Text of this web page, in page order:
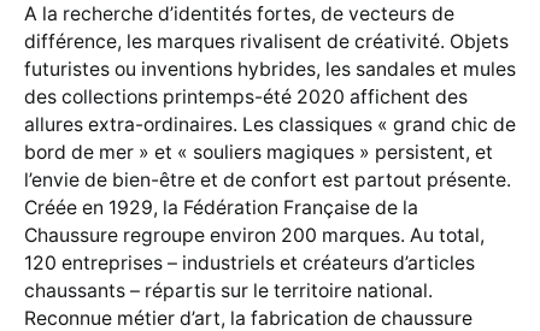
A la recherche d’identités fortes, de vecteurs de
différence, les marques rivalisent de créativité. Objets
futuristes ou inventions hybrides, les sandales et mules
des collections printemps-été 2020 affichent des
allures extra-ordinaires. Les classiques « grand chic de
bord de mer » et « souliers magiques » persistent, et
l’envie de bien-être et de confort est partout présente.
Créée en 1929, la Fédération Française de la
Chaussure regroupe environ 200 marques. Au total,
120 entreprises – industriels et créateurs d’articles
chaussants – répartis sur le territoire national.
Reconnue métier d’art, la fabrication de chaussure